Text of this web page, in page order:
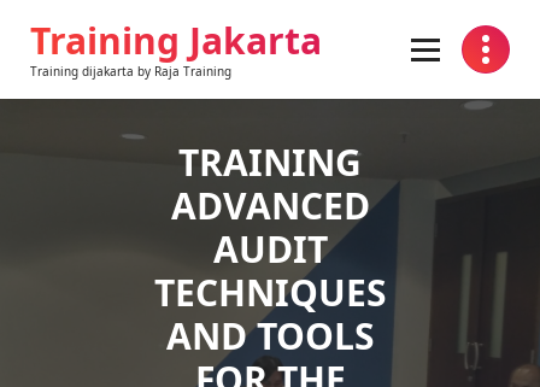
contentTraining Jakarta
Training dijakarta by Raja Training
TRAINING
ADVANCED
AUDIT
TECHNIQUES
AND TOOLS